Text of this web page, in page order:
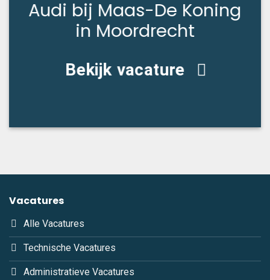
Audi bij Maas-De Koning
in Moordrecht
Bekijk vacature
Vacatures
Alle Vacatures
Technische Vacatures
Administratieve Vacatures